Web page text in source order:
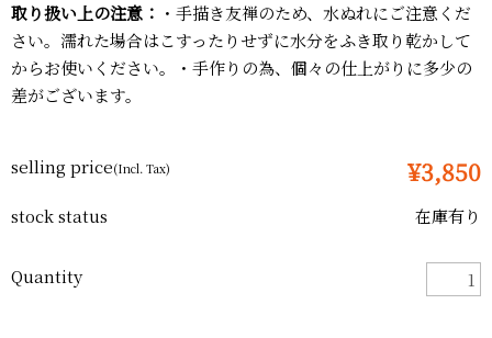
取り扱い上の注意： ・手描き友禅のため、水ぬれにご注意くだ
さい。濡れた場合はこすったりせずに水分をふき取り乾かして
からお使いください。・手作りの為、個々の仕上がりに多少の
差がございます。
selling price(Incl. Tax) ¥3,850
stock status 在庫有り
Quantity